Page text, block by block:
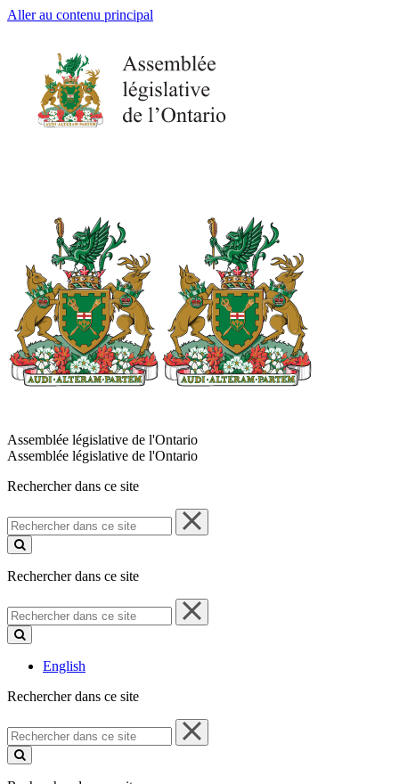
Aller au contenu principal
Assemblée législative de l'Ontario
Assemblée législative de l'Ontario
Rechercher dans ce site
Rechercher
dans
ce
Rechercher dans ce site
Rechercher
dans
ce
English
Rechercher dans ce site
Rechercher
dans
ce